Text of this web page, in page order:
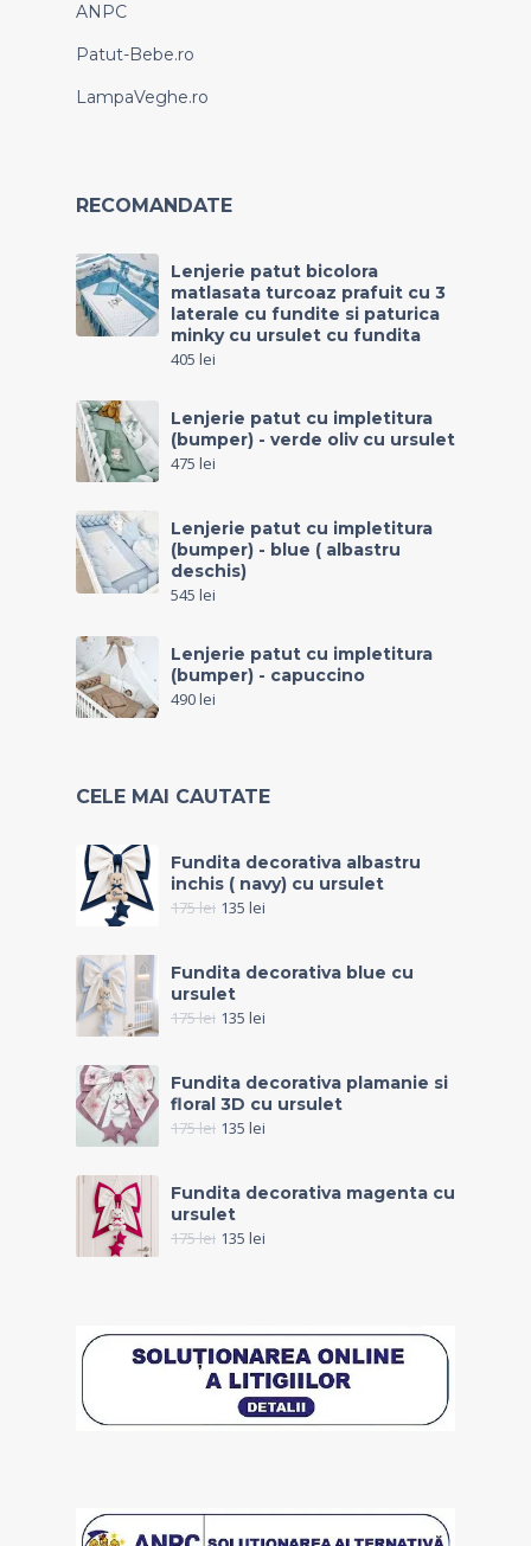
ANPC
Patut-Bebe.ro
LampaVeghe.ro
RECOMANDATE
Lenjerie patut bicolora
matlasata turcoaz prafuit cu 3
laterale cu fundite si paturica
minky cu ursulet cu fundita
405 lei
Lenjerie patut cu impletitura
(bumper) - verde oliv cu ursulet
475 lei
Lenjerie patut cu impletitura
(bumper) - blue ( albastru
deschis)
545 lei
Lenjerie patut cu impletitura
(bumper) - capuccino
490lei
CELE MAI CAUTATE
Fundita decorativa albastru
inchis ( navy) cu ursulet
175lei 135 lei
Fundita decorativa blue cu
ursulet
175lei 135 lei
Fundita decorativa plamanie si
floral 3D cu ursulet
175lei 135 lei
Fundita decorativa magenta cu
ursulet
175lei 135 lei